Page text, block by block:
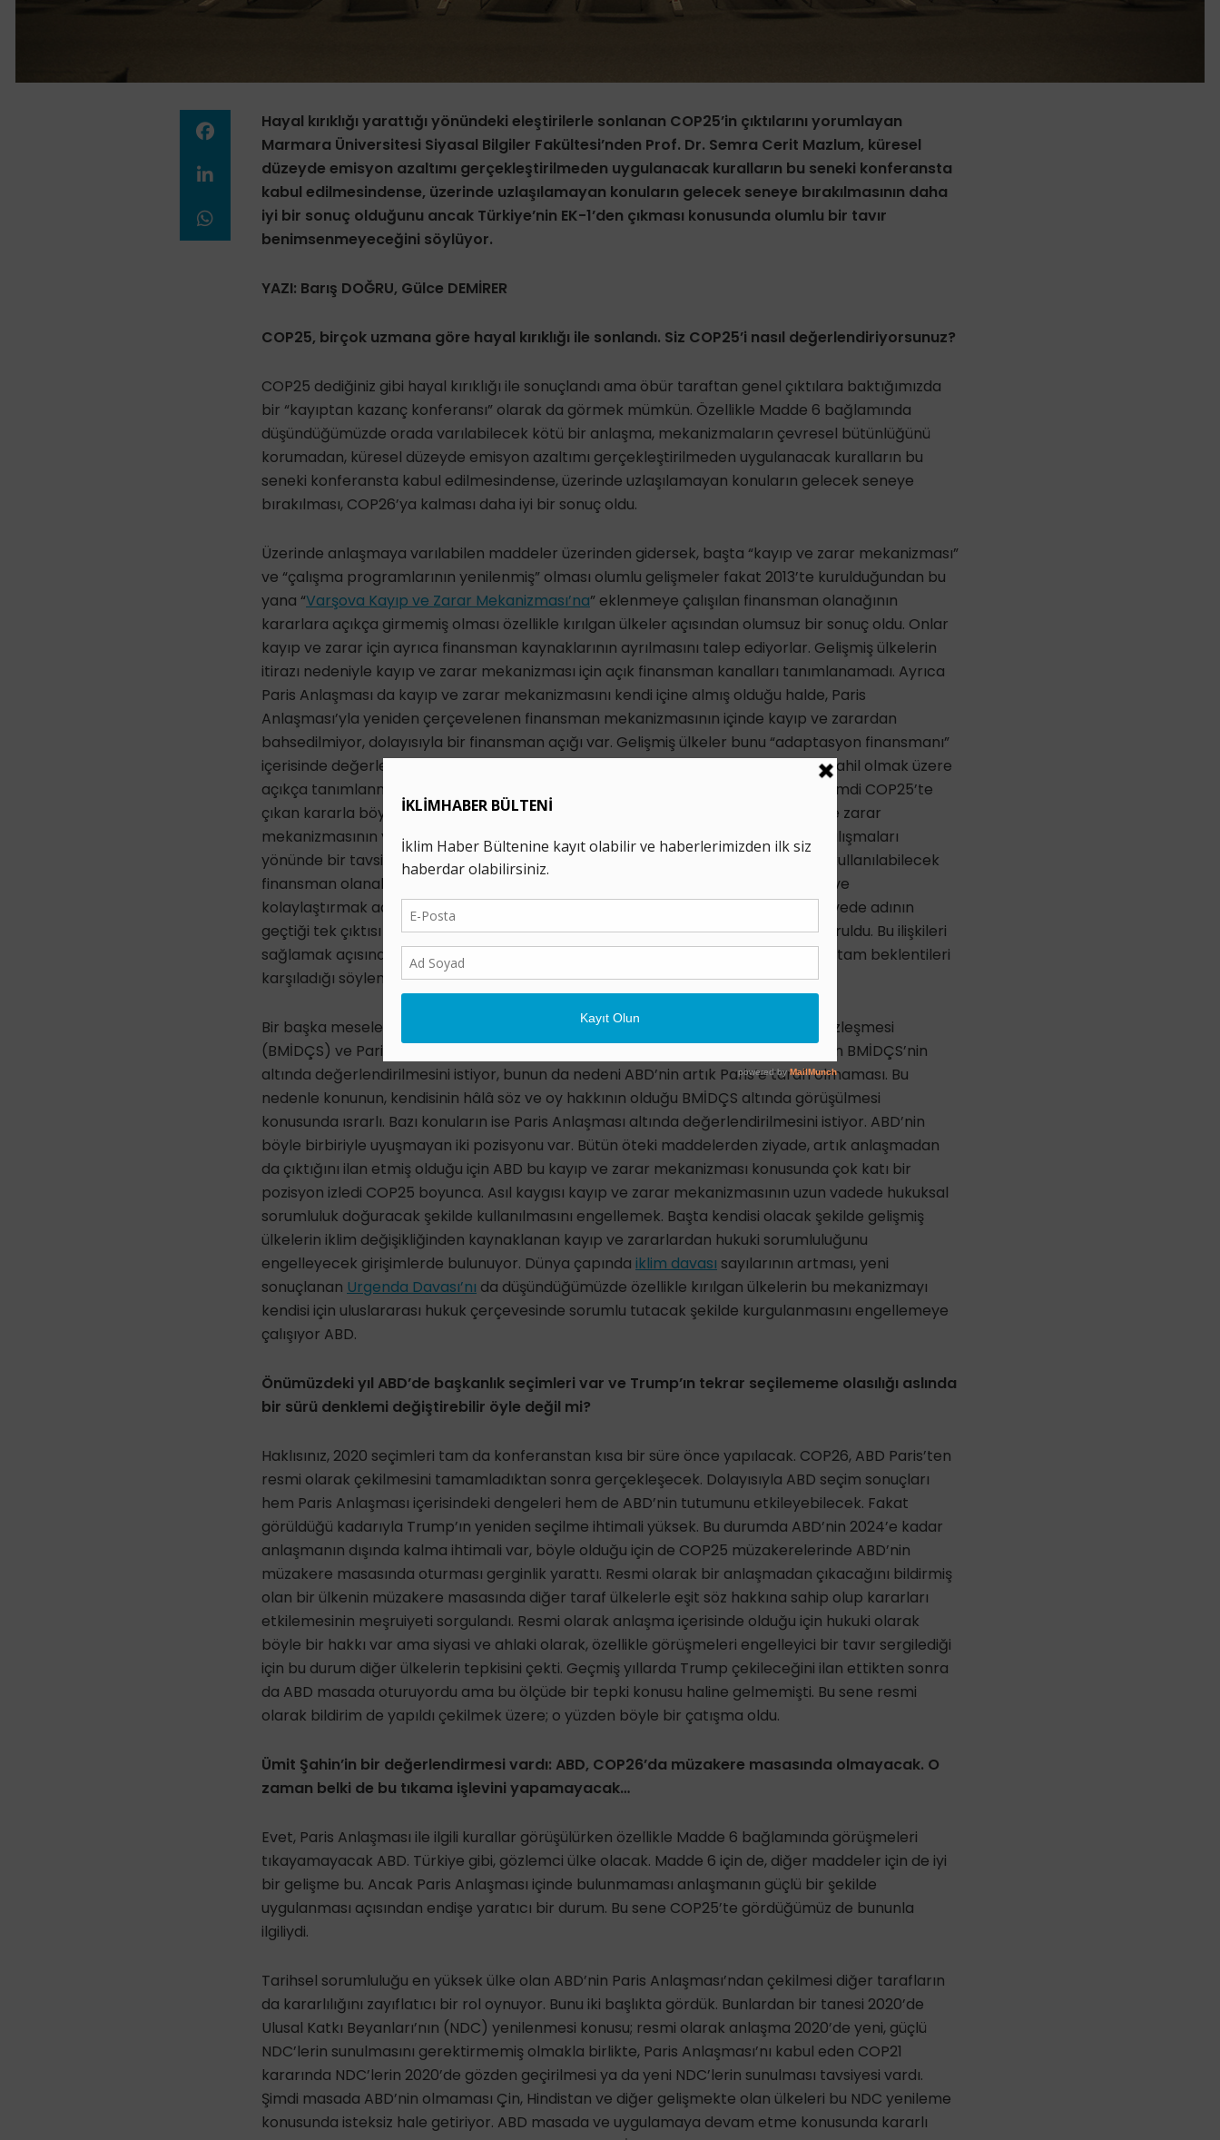
Hayal kırıklığı yarattığı yönündeki eleştirilerle sonlanan COP25’in çıktılarını yorumlayan
Marmara Üniversitesi Siyasal Bilgiler Fakültesi’nden Prof. Dr. Semra Cerit Mazlum, küresel
düzeyde emisyon azaltımı gerçekleştirilmeden uygulanacak kuralların bu seneki konferansta
kabul edilmesindense, üzerinde uzlaşılamayan konuların gelecek seneye bırakılmasının daha
iyi bir sonuç olduğunu ancak Türkiye’nin EK-1’den çıkması konusunda olumlu bir tavır
benimsenmeyeceğini söylüyor.
YAZI: Barış DOĞRU, Gülce DEMİRER
COP25, birçok uzmana göre hayal kırıklığı ile sonlandı. Siz COP25’i nasıl değerlendiriyorsunuz?
COP25 dediğiniz gibi hayal kırıklığı ile sonuçlandı ama öbür taraftan genel çıktılara baktığımızda
bir “kayıptan kazanç konferansı” olarak da görmek mümkün. Özellikle Madde 6 bağlamında
düşündüğümüzde orada varılabilecek kötü bir anlaşma, mekanizmaların çevresel bütünlüğünü
korumadan, küresel düzeyde emisyon azaltımı gerçekleştirilmeden uygulanacak kuralların bu
seneki konferansta kabul edilmesindense, üzerinde uzlaşılamayan konuların gelecek seneye
bırakılması, COP26’ya kalması daha iyi bir sonuç oldu.
Üzerinde anlaşmaya varılabilen maddeler üzerinden gidersek, başta “kayıp ve zarar mekanizması”
ve “çalışma programlarının yenilenmiş” olması olumlu gelişmeler fakat 2013’te kurulduğundan bu
yana “Varşova Kayıp ve Zarar Mekanizması’na” eklenmeye çalışılan finansman olanağının
kararlara açıkça girmemiş olması özellikle kırılgan ülkeler açısından olumsuz bir sonuç oldu. Onlar
kayıp ve zarar için ayrıca finansman kaynaklarının ayrılmasını talep ediyorlar. Gelişmiş ülkelerin
itirazı nedeniyle kayıp ve zarar mekanizması için açık finansman kanalları tanımlanamadı. Ayrıca
Paris Anlaşması da kayıp ve zarar mekanizmasını kendi içine almış olduğu halde, Paris
Anlaşması’yla yeniden çerçevelenen finansman mekanizmasının içinde kayıp ve zarardan
bahsedilmiyor, dolayısıyla bir finansman açığı var. Gelişmiş ülkeler bunu “adaptasyon finansmanı”
içerisinde değerlendirmeye çalışıyorlar. Fakat kırılgan ülkeler Yeşil İklim Fonu da dahil olmak üzere
açıkça tanımlanmış bir “finansman penceresiyle” somutlaştırmaya çalışıyorlar. Şimdi COP25’te
çıkan kararla böyle bir finansman kaynağı yaratılmamış olmakla birlikte, kayıp ve zarar
mekanizmasının yönetim organıyla finansman ek yönetim organlarının birlikte çalışmaları
yönünde bir tavsiye kararı çıktı. Dolayısıyla kayıp ve zarara yönelik ihtiyaçlar için kullanılabilecek
finansman olanaklarının neler olduğu en azından belirlenebilecek. Bunu yapmak ve
kolaylaştırmak adınaSantiago Network
’ü oluşturuldu. Açıkça Şili Başkanlığı’nın zirvede adının
geçtiği tek çıktısı bu oldu. Bir de kayıp ve zarar içerisinde bir uzlaşma grubu oluşturuldu. Bu ilişkileri
sağlamak açısından bir ilerleme var ama somut finansman kaynağı olmadığı için tam beklentileri
karşıladığı söylenemez.
Bir başka mesele ise, kayıp ve zarar mekanizması BM İklim Değişikliği Çerçeve Sözleşmesi
(BMİDÇS) ve Paris Anlaşması altında ikisiyle de ilişkili yürüyor. ABD, kayıp ve zararın BMİDÇS’nin
altında değerlendirilmesini istiyor, bunun da nedeni ABD’nin artık Paris’e tarafı olmaması. Bu
nedenle konunun, kendisinin hâlâ söz ve oy hakkının olduğu BMİDÇS altında görüşülmesi
konusunda ısrarlı. Bazı konuların ise Paris Anlaşması altında değerlendirilmesini istiyor. ABD’nin
böyle birbiriyle uyuşmayan iki pozisyonu var. Bütün öteki maddelerden ziyade, artık anlaşmadan
da çıktığını ilan etmiş olduğu için ABD bu kayıp ve zarar mekanizması konusunda çok katı bir
pozisyon izledi COP25 boyunca. Asıl kaygısı kayıp ve zarar mekanizmasının uzun vadede hukuksal
sorumluluk doğuracak şekilde kullanılmasını engellemek. Başta kendisi olacak şekilde gelişmiş
ülkelerin iklim değişikliğinden kaynaklanan kayıp ve zararlardan hukuki sorumluluğunu
engelleyecek girişimlerde bulunuyor. Dünya çapında iklim davası sayılarının artması, yeni
sonuçlanan Urgenda Davası’nı da düşündüğümüzde özellikle kırılgan ülkelerin bu mekanizmayı
kendisi için uluslararası hukuk çerçevesinde sorumlu tutacak şekilde kurgulanmasını engellemeye
çalışıyor ABD.
Önümüzdeki yıl ABD’de başkanlık seçimleri var ve Trump’ın tekrar seçilememe olasılığı aslında
bir sürü denklemi değiştirebilir öyle değil mi?
Haklısınız, 2020 seçimleri tam da konferanstan kısa bir süre önce yapılacak. COP26, ABD Paris’ten
resmi olarak çekilmesini tamamladıktan sonra gerçekleşecek. Dolayısıyla ABD seçim sonuçları
hem Paris Anlaşması içerisindeki dengeleri hem de ABD’nin tutumunu etkileyebilecek. Fakat
görüldüğü kadarıyla Trump’ın yeniden seçilme ihtimali yüksek. Bu durumda ABD’nin 2024’e kadar
anlaşmanın dışında kalma ihtimali var, böyle olduğu için de COP25 müzakerelerinde ABD’nin
müzakere masasında oturması gerginlik yarattı. Resmi olarak bir anlaşmadan çıkacağını bildirmiş
olan bir ülkenin müzakere masasında diğer taraf ülkelerle eşit söz hakkına sahip olup kararları
etkilemesinin meşruiyeti sorgulandı. Resmi olarak anlaşma içerisinde olduğu için hukuki olarak
böyle bir hakkı var ama siyasi ve ahlaki olarak, özellikle görüşmeleri engelleyici bir tavır sergilediği
için bu durum diğer ülkelerin tepkisini çekti. Geçmiş yıllarda Trump çekileceğini ilan ettikten sonra
da ABD masada oturuyordu ama bu ölçüde bir tepki konusu haline gelmemişti. Bu sene resmi
olarak bildirim de yapıldı çekilmek üzere; o yüzden böyle bir çatışma oldu.
Ümit Şahin’in bir değerlendirmesi vardı: ABD, COP26’da müzakere masasında olmayacak. O
zaman belki de bu tıkama işlevini yapamayacak…
Evet, Paris Anlaşması ile ilgili kurallar görüşülürken özellikle Madde 6 bağlamında görüşmeleri
tıkayamayacak ABD. Türkiye gibi, gözlemci ülke olacak. Madde 6 için de, diğer maddeler için de iyi
bir gelişme bu. Ancak Paris Anlaşması içinde bulunmaması anlaşmanın güçlü bir şekilde
uygulanması açısından endişe yaratıcı bir durum. Bu sene COP25’te gördüğümüz de bununla
ilgiliydi.
Tarihsel sorumluluğu en yüksek ülke olan ABD’nin Paris Anlaşması’ndan çekilmesi diğer tarafların
da kararlılığını zayıflatıcı bir rol oynuyor. Bunu iki başlıkta gördük. Bunlardan bir tanesi 2020’de
Ulusal Katkı Beyanları’nın (NDC) yenilenmesi konusu; resmi olarak anlaşma 2020’de yeni, güçlü
NDC’lerin sunulmasını gerektirmemiş olmakla birlikte, Paris Anlaşması’nı kabul eden COP21
kararında NDC’lerin 2020’de gözden geçirilmesi ya da yeni NDC’lerin sunulması tavsiyesi vardı.
Şimdi masada ABD’nin olmaması Çin, Hindistan ve diğer gelişmekte olan ülkeleri bu NDC yenileme
konusunda isteksiz hale getiriyor. ABD masada ve uygulamaya devam etme konusunda kararlı